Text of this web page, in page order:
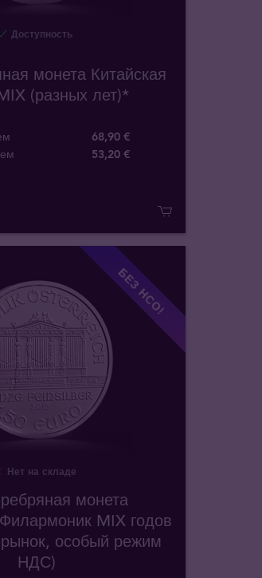
Доступность
монета Китайская
(разных лет)*
68,90 €
53,20 €
БЕЗ НСО!
Нет на складе
монета
MIX годов
особый режим
НДС)